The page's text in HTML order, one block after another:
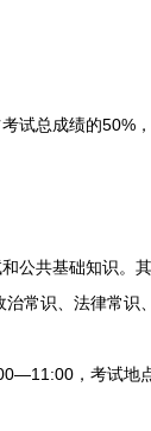
总成绩的50%，
共基础知识。
常识、法律常识
，考试地点